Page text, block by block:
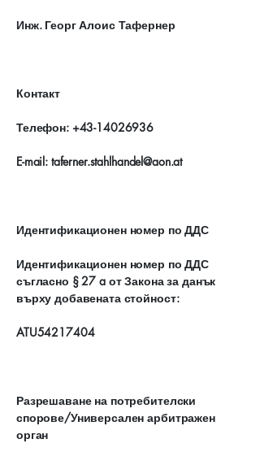
Инж. Георг Алоис Тафернер
Контакт
Телефон: +43-14026936
E-mail: taferner.stahlhandel@aon.at
Идентификационен номер по ДДС
Идентификационен номер по ДДС
съгласно § 27 a от Закона за данък
върху добавената стойност:
ATU54217404
Разрешаване на потребителски
спорове/Универсален арбитражен
орган